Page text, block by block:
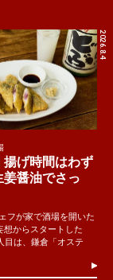
2026.8.4
揚げ時間はわず
姜醤油でさっ
フが家で酒場を開いた
想からスタートした
目は、鎌倉「オステ